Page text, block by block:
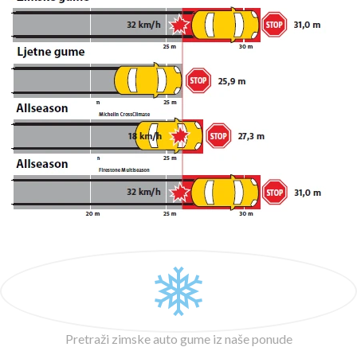
Pretraži zimske auto gume iz naše ponude